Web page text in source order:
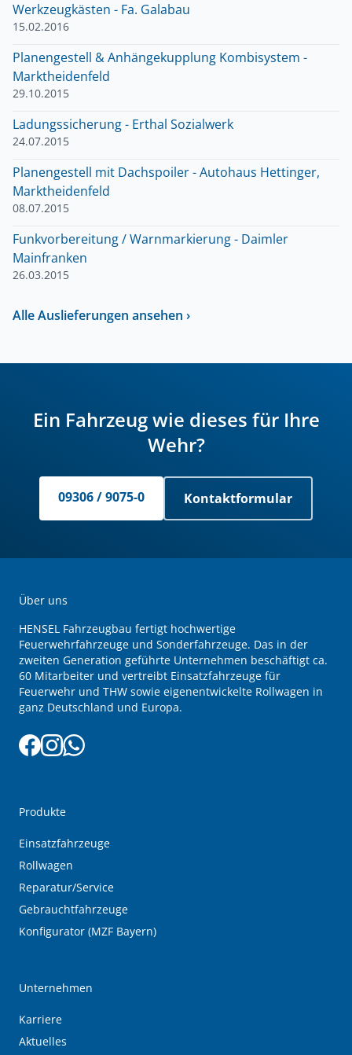
Werkzeugkästen - Fa. Galabau
15.02.2016
Planengestell & Anhängekupplung Kombisystem -
Marktheidenfeld
29.10.2015
Ladungssicherung - Erthal Sozialwerk
24.07.2015
Planengestell mit Dachspoiler - Autohaus Hettinger,
Marktheidenfeld
08.07.2015
Funkvorbereitung / Warnmarkierung - Daimler
Mainfranken
26.03.2015
Alle Auslieferungen ansehen ›
Ein Fahrzeug wie dieses für Ihre
Wehr?
09306 / 9075-0 Kontaktformular
Über uns
HENSEL Fahrzeugbau fertigt hochwertige
Feuerwehrfahrzeuge und Sonderfahrzeuge. Das in der
zweiten Generation geführte Unternehmen beschäftigt ca.
60 Mitarbeiter und vertreibt Einsatzfahrzeuge für
Feuerwehr und THW sowie eigenentwickelte Rollwagen in
ganz Deutschland und Europa.
Produkte
Einsatzfahrzeuge
Rollwagen
Reparatur/Service
Gebrauchtfahrzeuge
Konfigurator (MZF Bayern)
Unternehmen
Karriere
Aktuelles